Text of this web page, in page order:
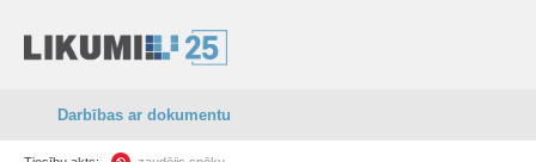
Darbības ar dokumentu